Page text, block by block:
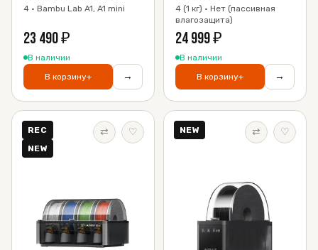
4 · Bambu Lab A1, A1 mini
23 490₽
В наличии
В корзину+ →
4 (1 кг) · Нет (пассивная
влагозащита)
24 999₽
В наличии
В корзину+ →
REC
NEW
⇄ ♡ NEW ⇄ ♡